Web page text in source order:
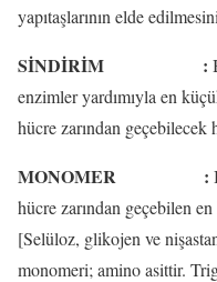
yapıtaşlarının elde
SİNDİRİM :
enzimler yardımıyla en
hücre zarından geçebilecek
MONOMER :
hücre zarından geçebilen
[Selüloz, glikojen ve
monomeri; amino asittir.